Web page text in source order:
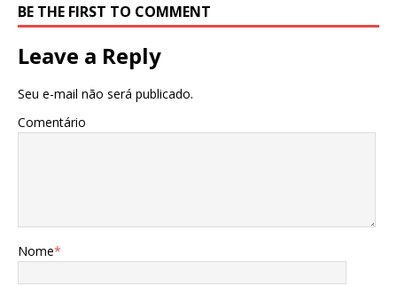
BE THE FIRST TO COMMENT
Leave a Reply
Seu e-mail não será publicado.
Comentário
Nome*